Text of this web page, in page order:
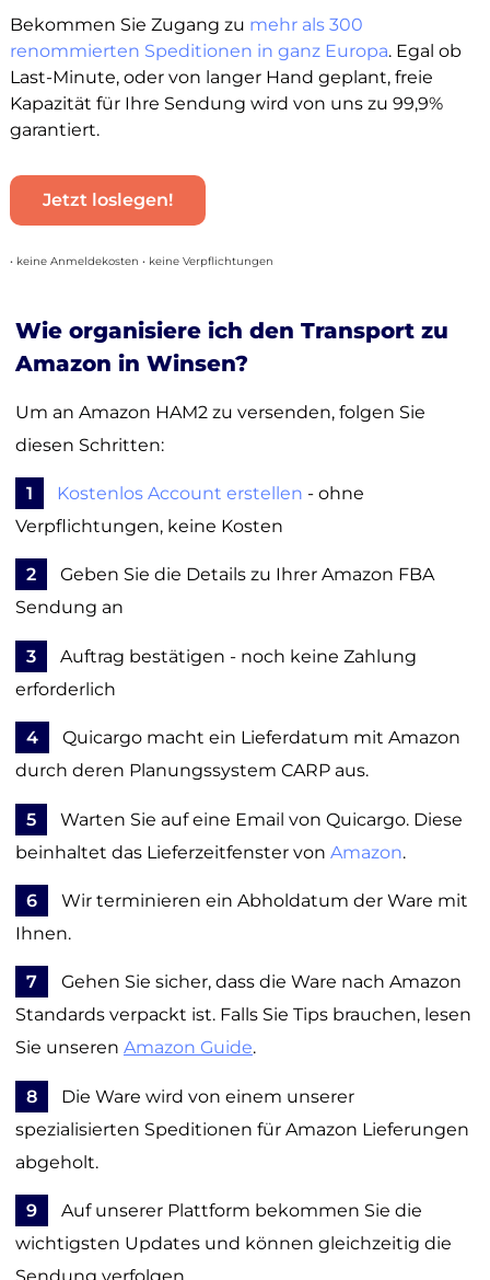
Bekommen Sie Zugang zu mehr als 300
renommierten Speditionen in ganz Europa. Egal ob
Last-Minute, oder von langer Hand geplant, freie
Kapazität für Ihre Sendung wird von uns zu 99,9%
garantiert.
Jetzt loslegen!
• keine Anmeldekosten • keine Verpflichtungen
Wie organisiere ich den Transport zu
Amazon in Winsen?
Um an Amazon HAM2 zu versenden, folgen Sie
diesen Schritten:
1 Kostenlos Account erstellen - ohne
Verpflichtungen, keine Kosten
2
Geben Sie die Details zu Ihrer Amazon FBA
Sendung an
3
Auftrag bestätigen - noch keine Zahlung
erforderlich
4
Quicargo macht ein Lieferdatum mit Amazon
durch deren Planungssystem CARP aus.
5
Warten Sie auf eine Email von Quicargo. Diese
beinhaltet das Lieferzeitfenster von Amazon.
6
Wir terminieren ein Abholdatum der Ware mit
Ihnen.
7
Gehen Sie sicher, dass die Ware nach Amazon
Standards verpackt ist. Falls Sie Tips brauchen, lesen
Sie unseren Amazon Guide.
8
Die Ware wird von einem unserer
spezialisierten Speditionen für Amazon Lieferungen
abgeholt.
9
Auf unserer Plattform bekommen Sie die
wichtigsten Updates und können gleichzeitig die